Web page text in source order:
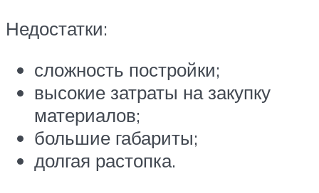
Недостатки:
сложность постройки;
высокие затраты на закупку
материалов;
большие габариты;
долгая растопка.